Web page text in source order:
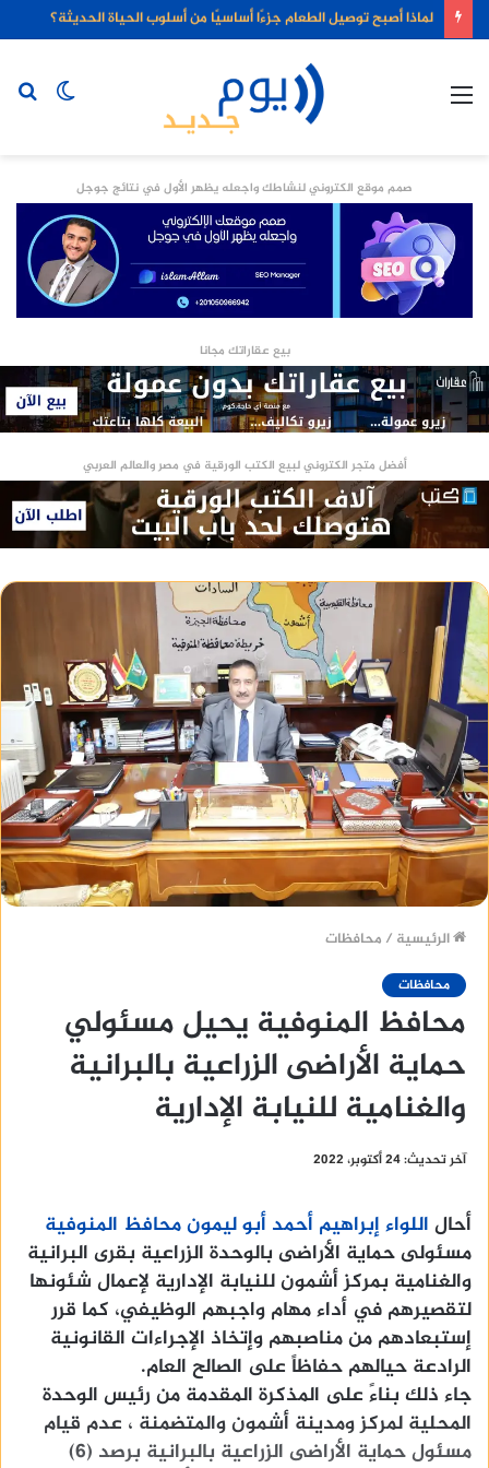
لماذا أصبح توصيل الطعام جزءًا أساسيًا من أسلوب الحياة الحديثة؟
الوضع
صمم موقع الكتروني لنشاطك واجعله يظهر الأول في نتائج جوجل
بيع عقاراتك مجانا
أفضل متجر الكتروني لبيع الكتب الورقية في مصر والعالم العربي
الرئيسية / محافظات
محافظات
محافظ المنوفية يحيل مسئولي
حماية الأراضى الزراعية بالبرانية
والغنامية للنيابة الإدارية
آخر تحديث: 24 أكتوبر، 2022
أحال اللواء إبراهيم أحمد أبو ليمون محافظ المنوفية
مسئولى حماية الأراضى بالوحدة الزراعية بقرى البرانية
والغنامية بمركز أشمون للنيابة الإدارية لإعمال شئونها
لتقصيرهم في أداء مهام واجبهم الوظيفي، كما قرر
إستبعادهم من مناصبهم وإتخاذ الإجراءات القانونية
الرادعة حيالهم حفاظاً على الصالح العام.
جاء ذلك بناءً على المذكرة المقدمة من رئيس الوحدة
المحلية لمركز ومدينة أشمون والمتضمنة ، عدم قيام
مسئول حماية الأراضى الزراعية بالبرانية برصد (6)